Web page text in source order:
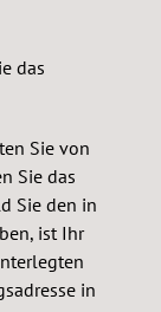
das
Sie von
Sie das
Sie den in
ist Ihr
in